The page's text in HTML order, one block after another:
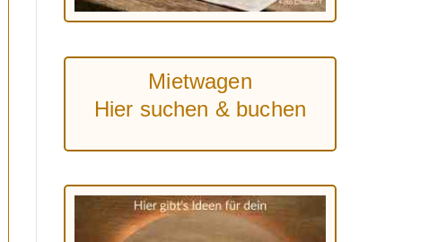
Mietwagen
Hier suchen & buchen